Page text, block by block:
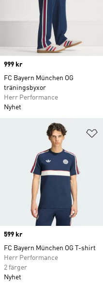
Price
999 kr
FC Bayern München OG
träningsbyxor
Herr Performance
Nyhet
Price
599 kr
FC Bayern München OG T-shirt
Herr Performance
2 färger
Nyhet